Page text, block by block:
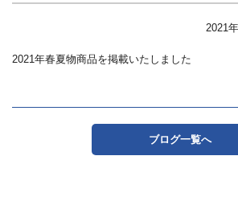
2021
2021年春夏物商品を掲載いたしました
ブログ一覧へ